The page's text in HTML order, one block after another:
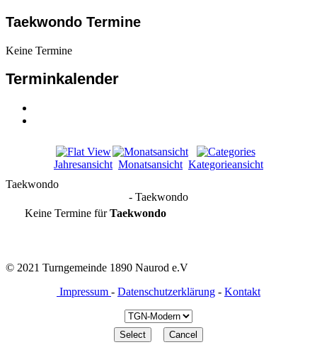
Taekwondo Termine
Keine Termine
Terminkalender
Jahresansicht Monatsansicht Kategorieansicht
Taekwondo
- Taekwondo
Keine Termine fürTaekwondo
© 2021 Turngemeinde 1890 Naurod e.V
Impressum - Datenschutzerklärung - Kontakt